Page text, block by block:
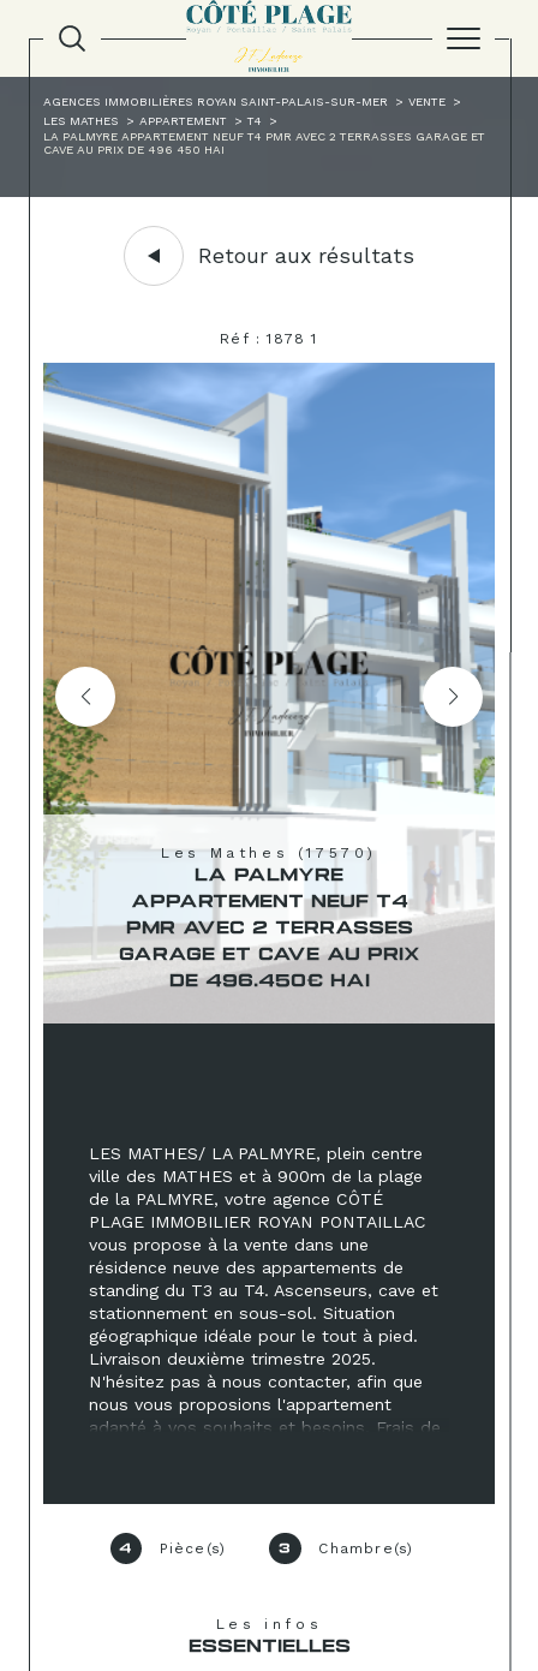
AGENCES IMMOBILIÈRES ROYAN SAINT-PALAIS-SUR-MER
VENTE
LES MATHES
APPARTEMENT
T4
LA PALMYRE APPARTEMENT NEUF T4 PMR AVEC 2 TERRASSES GARAGE ET
CAVE AU PRIX DE 496 450 HAI
Retour aux résultats
Réf : 1878 1
Les Mathes (17570)
LA PALMYRE
APPARTEMENT NEUF T4
PMR AVEC 2 TERRASSES
GARAGE ET CAVE AU PRIX
DE 496.450€ HAI
4 Pièce(s) 3 Chambre(s)
Les infos
ESSENTIELLES
LES MATHES/ LA PALMYRE, plein centre
ville des MATHES et à 900m de la plage
de la PALMYRE, votre agence CÔTÉ
PLAGE IMMOBILIER ROYAN PONTAILLAC
vous propose à la vente dans une
résidence neuve des appartements de
standing du T3 au T4. Ascenseurs, cave et
stationnement en sous-sol. Situation
géographique idéale pour le tout à pied.
Livraison deuxième trimestre 2025.
N'hésitez pas à nous contacter, afin que
nous vous proposions l'appartement
adapté à vos souhaits et besoins. Frais de